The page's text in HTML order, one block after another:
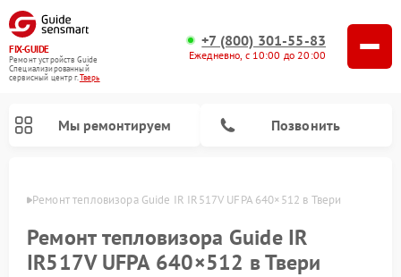
FIX-GUIDE
Ремонт устройств Guide
Специализированный
cервисный центр г.Тверь
+7 (800) 301-55-83
Ежедневно, с 10:00 до 20:00
Мы ремонтируем Позвонить
Ремонт тепловизора Guide IR IR517V UFPA 640×512 в Твери
Ремонт тепловизора Guide IR
IR517V UFPA 640×512 в Твери